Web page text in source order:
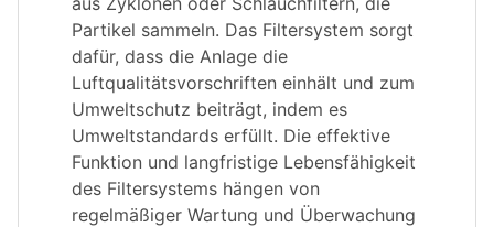
Partikel sammeln. Das Filtersystem sorgt
dafür, dass die Anlage die
Luftqualitätsvorschriften einhält und zum
Umweltschutz beiträgt, indem es
Umweltstandards erfüllt. Die effektive
Funktion und langfristige Lebensfähigkeit
des Filtersystems hängen von
regelmäßiger Wartung und Überwachung